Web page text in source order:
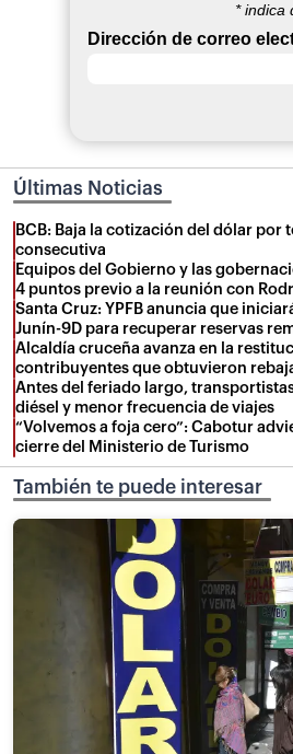
*indica
Dirección de correo
Últimas Noticias
BCB: Baja la cotización del dólar por
consecutiva
Equipos del Gobierno y las
4 puntos previo a la reunión con
Santa Cruz: YPFB anuncia que
Junín-9D para recuperar reservas
Alcaldía cruceña avanza en la
contribuyentes que obtuvieron
Antes del feriado largo,
diésel y menor frecuencia de viajes
“Volvemos a foja cero”: Cabotur
cierre del Ministerio de Turismo
También te puede interesar